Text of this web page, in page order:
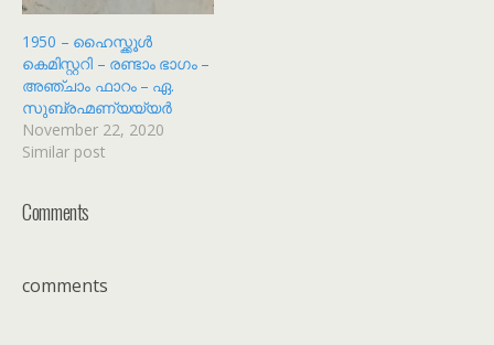
1950 – ഹൈസ്ക്കൂൾ
കെമിസ്റ്ററി – രണ്ടാം ഭാഗം –
അഞ്ചാം ഫാറം – ഏ.
സുബ്രഹ്മണ്യയ്യർ
November 22, 2020
Similar post
Comments
comments